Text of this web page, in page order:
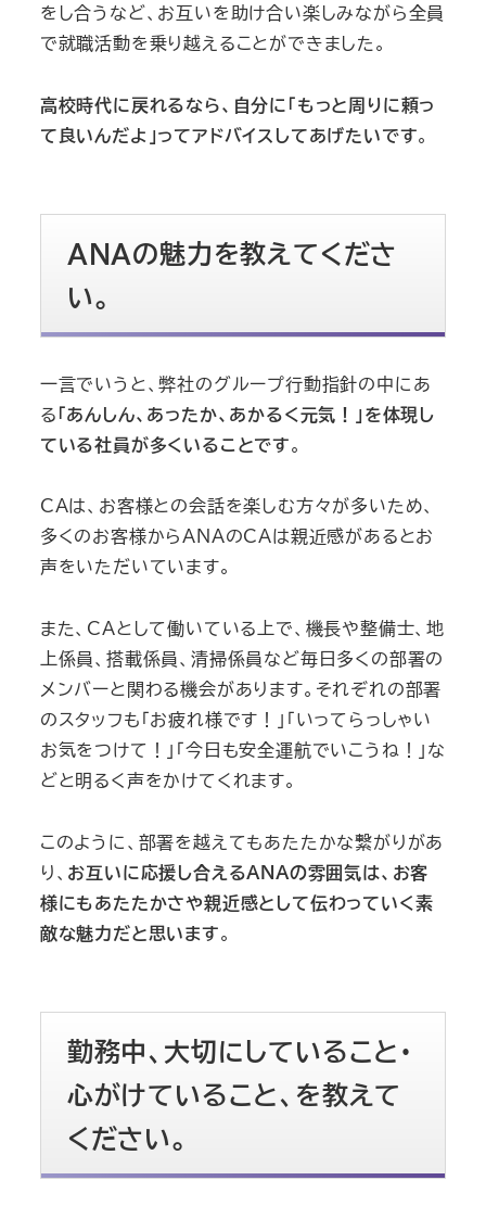
をし合うなど、お互いを助け合い楽しみながら全員
で就職活動を乗り越えることができました。
高校時代に戻れるなら、自分に「もっと周りに頼っ
て良いんだよ」ってアドバイスしてあげたいです。
ANAの魅力を教えてくださ
い。
一言でいうと、弊社のグループ行動指針の中にあ
る 「あんしん、あったか、あかるく元気！」を体現し
ている社員が多くいることです。
CAは、お客様との会話を楽しむ方々が多いため、
多くのお客様からANAのCAは親近感があるとお
声をいただいています。
また、CAとして働いている上で、機長や整備士、地
上係員、搭載係員、清掃係員など毎日多くの部署の
メンバーと関わる機会があります。それぞれの部署
のスタッフも「お疲れ様です！」「いってらっしゃい
お気をつけて！」「今日も安全運航でいこうね！」な
どと明るく声をかけてくれます。
このように、部署を越えてもあたたかな繋がりがあ
り、 お互いに応援し合えるANAの雰囲気は、お客
様にもあたたかさや親近感として伝わっていく素
敵な魅力だと思います。
勤務中、大切にしていること・
心がけていること、を教えて
ください。